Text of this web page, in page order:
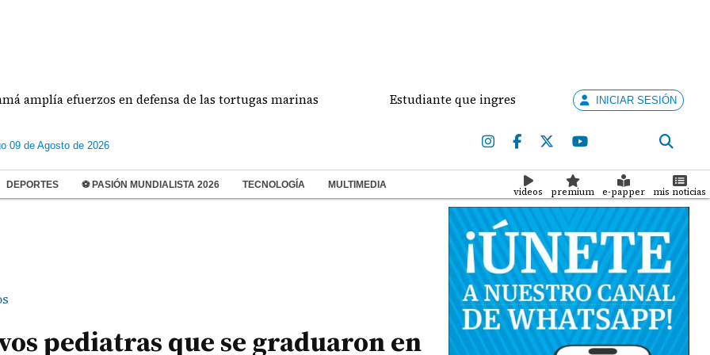
efuerzos en defensa de las tortugas marinas Estudiante que ingresó con un arma de fuego al 'Dolores
INICIAR SESIÓN
09 de Agosto de 2026
DEPORTES ⚽ PASIÓN MUNDIALISTA 2026 TECNOLOGÍA MULTIMEDIA
videos premium e-papper mis noticias
pediatras que se graduaron en